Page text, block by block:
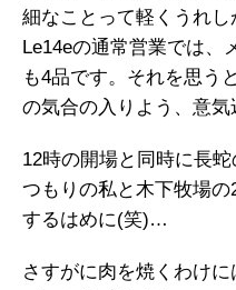
細なことって軽くうれし
Le14eの通常営業では、
も4品です。それを思う
の気合の入りよう、意気
12時の開場と同時に長
つもりの私と木下牧場
するはめに(笑)…
さすがに肉を焼くわけ